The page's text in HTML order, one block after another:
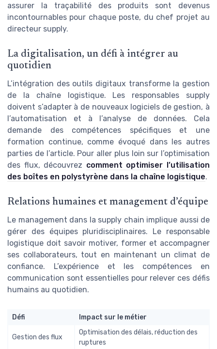
assurer la traçabilité des produits sont devenus
incontournables pour chaque poste, du chef projet au
directeur supply.
La digitalisation, un défi à intégrer au
quotidien
L’intégration des outils digitaux transforme la gestion
de la chaîne logistique. Les responsables supply
doivent s’adapter à de nouveaux logiciels de gestion, à
l’automatisation et à l’analyse de données. Cela
demande des compétences spécifiques et une
formation continue, comme évoqué dans les autres
parties de l’article. Pour aller plus loin sur l’optimisation
des flux, découvrez comment optimiser l’utilisation
des boîtes en polystyrène dans la chaîne logistique.
Relations humaines et management d’équipe
Le management dans la supply chain implique aussi de
gérer des équipes pluridisciplinaires. Le responsable
logistique doit savoir motiver, former et accompagner
ses collaborateurs, tout en maintenant un climat de
confiance. L’expérience et les compétences en
communication sont essentielles pour relever ces défis
humains au quotidien.
Défi Impact sur le métier
Gestion des flux
Optimisation des délais, réduction des
ruptures